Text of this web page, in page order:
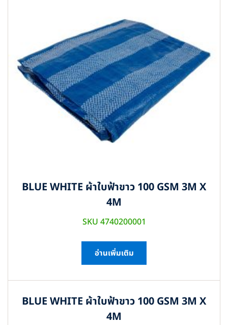
BLUE WHITE ผ้าใบฟ้าขาว 100 GSM 3M X
4M
SKU 4740200001
อ่านเพิ่มเติม
BLUE WHITE ผ้าใบฟ้าขาว 100 GSM 3M X
4M